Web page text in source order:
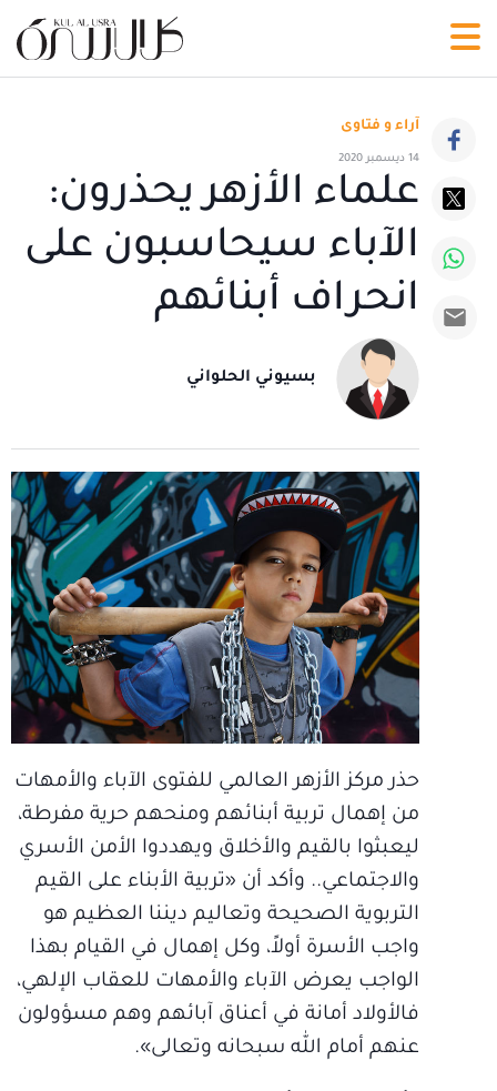
آراء و فتاوى
14 ديسمبر 2020
علماء الأزهر يحذرون:
الآباء سيحاسبون على
انحراف أبنائهم
بسيوني الحلواني
حذر مركز الأزهر العالمي للفتوى الآباء والأمهات
من إهمال تربية أبنائهم ومنحهم حرية مفرطة،
ليعبثوا بالقيم والأخلاق ويهددوا الأمن الأسري
والاجتماعي.. وأكد أن «تربية الأبناء على القيم
التربوية الصحيحة وتعاليم ديننا العظيم هو
واجب الأسرة أولاً، وكل إهمال في القيام بهذا
الواجب يعرض الآباء والأمهات للعقاب الإلهي،
فالأولاد أمانة في أعناق آبائهم وهم مسؤولون
عنهم أمام الله سبحانه وتعالى».